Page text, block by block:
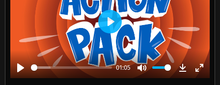
Play
01:05
Mute Download
Enter
Play